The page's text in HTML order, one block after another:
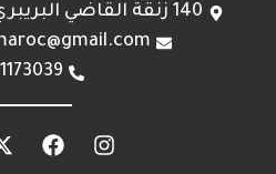
140 زنقة القاضي البريبري حي العكاري، الرباط